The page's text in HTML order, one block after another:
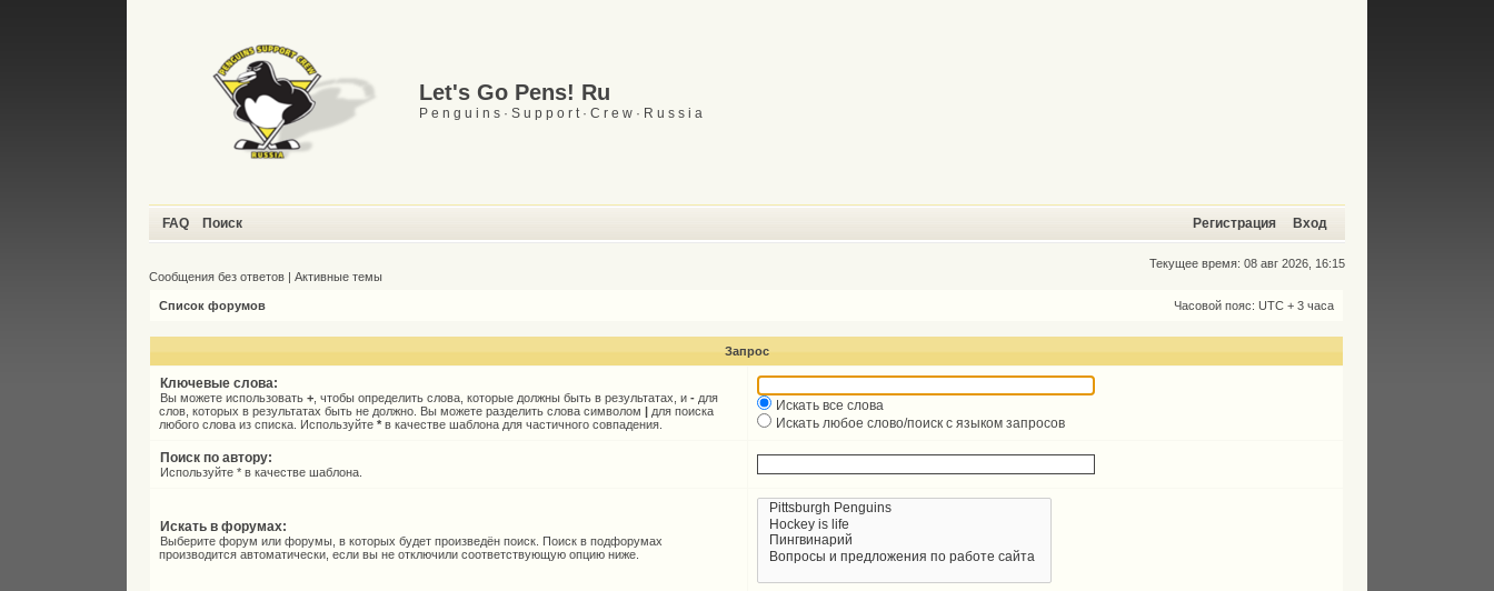
Let's Go Pens! Ru
P e n g u i n s · S u p p o r t · C r e w · R u s s i a
FAQ Поиск Регистрация Вход
Текущее время: 08 авг 2026, 16:15
Сообщения без ответов |Активные темы
Список форумов Часовой пояс: UTC + 3 часа
Запрос
Ключевые слова:
Вы можете использовать+ , чтобы определить слова, которые должны быть в результатах, и- для
слов, которых в результатах быть не должно. Вы можете разделить слова символом| для поиска
любого слова из списка. Используйте* в качестве шаблона для частичного совпадения.
Искать все слова
Искать любое слово/поиск с языком запросов
Поиск по автору:
Используйте * в качестве шаблона.
Искать в форумах:
Выберите форум или форумы, в которых будет произведён поиск. Поиск в подфорумах
производится автоматически, если вы не отключили соответствующую опцию ниже.